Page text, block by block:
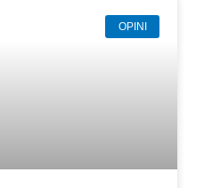
OPINI